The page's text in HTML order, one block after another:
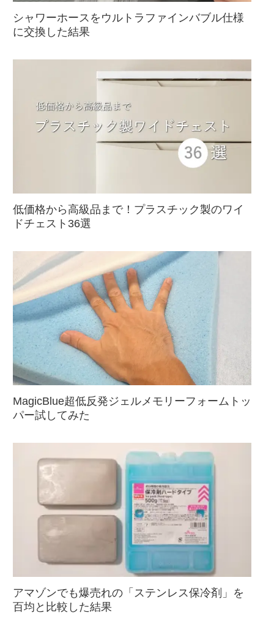
シャワーホースをウルトラファインバブル仕様
に交換した結果
低価格から高級品まで！プラスチック製のワイ
ドチェスト36選
MagicBlue超低反発ジェルメモリーフォームトッ
パー試してみた
アマゾンでも爆売れの「ステンレス保冷剤」を
百均と比較した結果